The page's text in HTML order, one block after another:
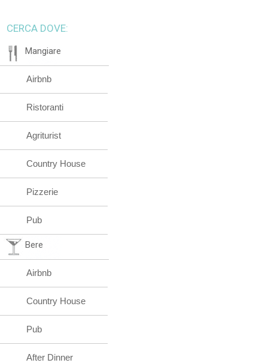
CERCA DOVE:
Mangiare
Airbnb
Ristoranti
Agriturist
Country House
Pizzerie
Pub
Bere
Airbnb
Country House
Pub
After Dinner